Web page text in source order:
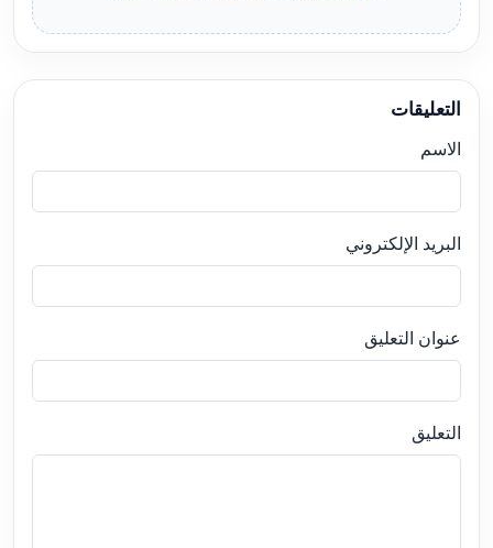
التعليقات
الاسم
البريد الإلكتروني
عنوان التعليق
التعليق